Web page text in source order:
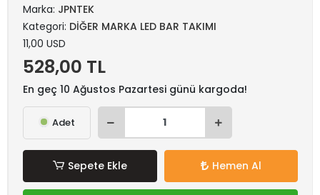
Marka: JPNTEK
Kategori: DİĞER MARKA LED BAR TAKIMI
11,00 USD
528,00 TL
En geç 10 Ağustos Pazartesi günü kargoda!
Adet
Sepete Ekle Hemen Al